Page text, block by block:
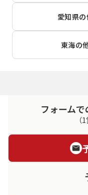
愛知県
東海の
フォーム
（